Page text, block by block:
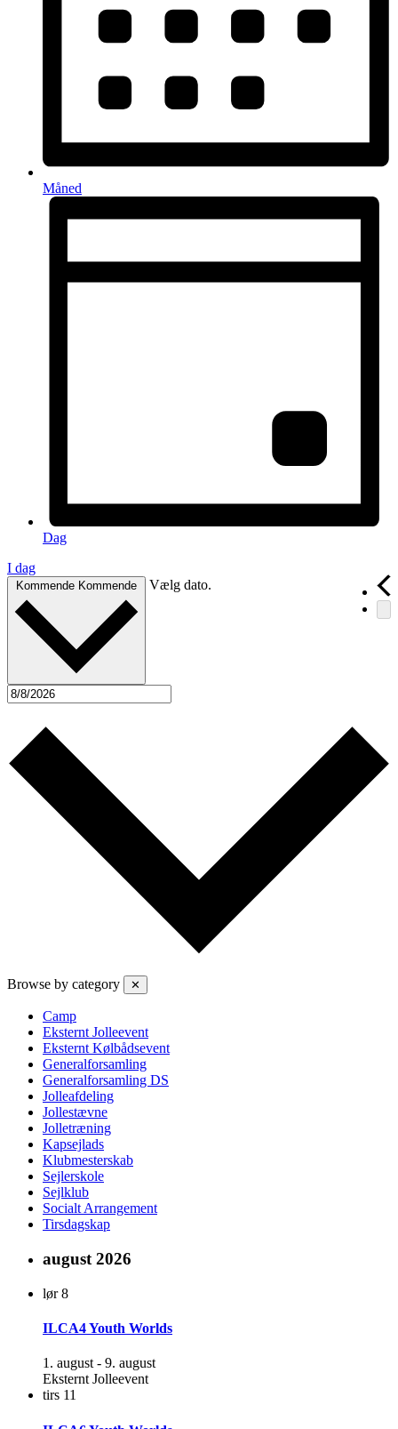
Måned
Dag
I dag
Kommende Kommende Vælg dato.
Browse by category ✕
Camp
Eksternt Jolleevent
Eksternt Kølbådsevent
Generalforsamling
Generalforsamling DS
Jolleafdeling
Jollestævne
Jolletræning
Kapsejlads
Klubmesterskab
Sejlerskole
Sejlklub
Socialt Arrangement
Tirsdagskap
august 2026
lør8
ILCA4 Youth Worlds
1. august - 9. august
Eksternt Jolleevent
tirs 11